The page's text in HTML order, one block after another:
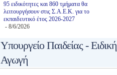
95 ειδικότητες και 860 τμήματα θα
λειτουργήσουν στις Σ.Α.Ε.Κ. για το
εκπαιδευτικό έτος 2026-2027
- 8/6/2026
Υπουργείο Παιδείας - Ειδική
Αγωγή